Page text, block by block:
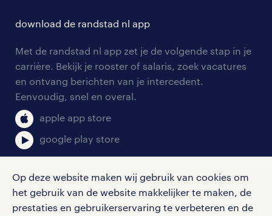
Op deze website maken wij gebruik van cookies om
het gebruik van de website makkelijker te maken, de
prestaties en gebruikerservaring te verbeteren en de
tarieven
personeel gezocht
aanmelden nieuwsbrief
solliciteren
blogs en artikelen
salarischecker
bruto-netto calculator
onze vestigingen
pers
klachten en misstanden
download de randstad nl app
Met de randstad nl app zet je de volgende stap in je
carrière. Bekijk je rooster of salaris, zoek vacatures
en ontvang berichten van je intercedent.
Eenvoudig, snel en overal.
apple app store
google play store
social media